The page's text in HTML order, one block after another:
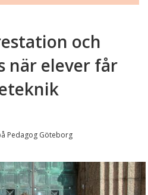
och
när elever får
Pedagog Göteborg